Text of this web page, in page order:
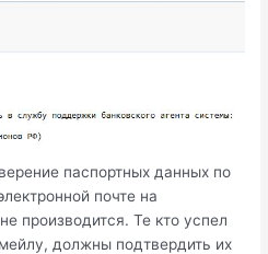
паспортных данных по
почте на
производится. Те кто успел
должны подтвердить их